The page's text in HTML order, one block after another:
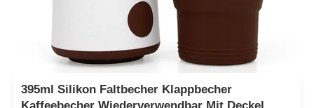
395ml Silikon Faltbecher Klappbecher